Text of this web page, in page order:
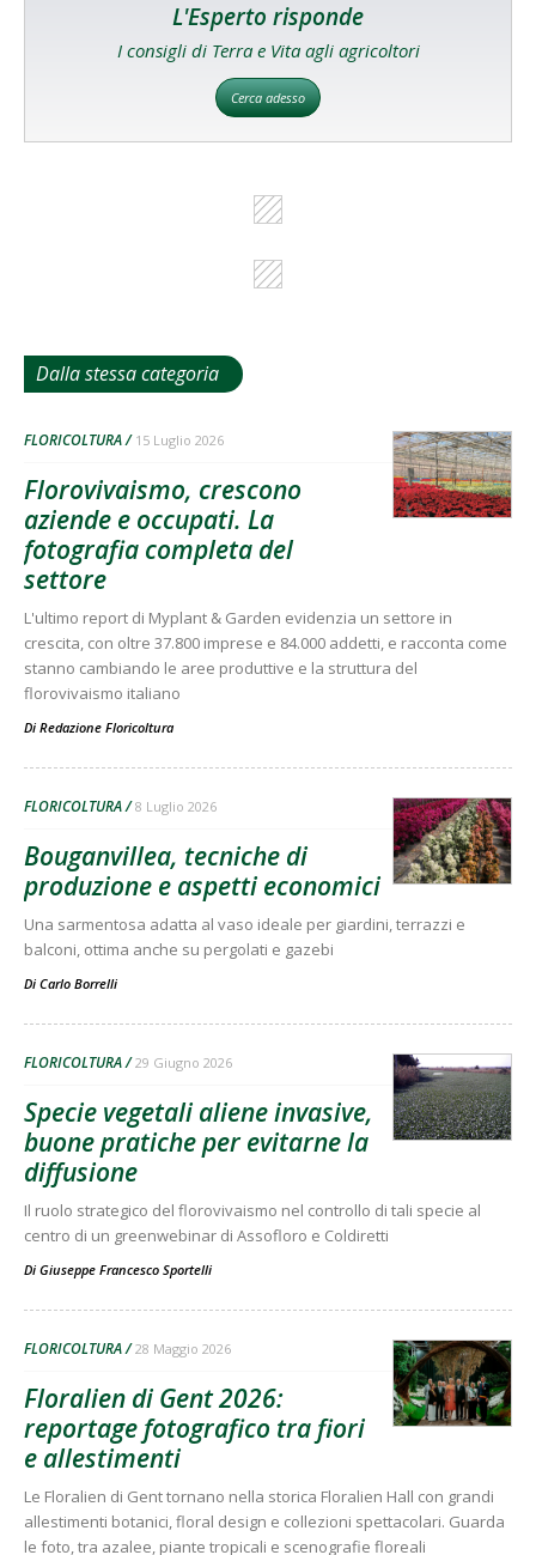
L'Esperto risponde
I consigli di Terra e Vita agli agricoltori
Cerca adesso
Dalla stessa categoria
FLORICOLTURA 15 Luglio 2026
Florovivaismo, crescono
aziende e occupati. La
fotografia completa del
settore
L'ultimo report di Myplant & Garden evidenzia un settore in
crescita, con oltre 37.800 imprese e 84.000 addetti, e racconta come
stanno cambiando le aree produttive e la struttura del
florovivaismo italiano
Di Redazione Floricoltura
FLORICOLTURA 8 Luglio 2026
Bouganvillea, tecniche di
produzione e aspetti economici
Una sarmentosa adatta al vaso ideale per giardini, terrazzi e
balconi, ottima anche su pergolati e gazebi
Di Carlo Borrelli
FLORICOLTURA 29 Giugno 2026
Specie vegetali aliene invasive,
buone pratiche per evitarne la
diffusione
Il ruolo strategico del florovivaismo nel controllo di tali specie al
centro di un greenwebinar di Assofloro e Coldiretti
Di Giuseppe Francesco Sportelli
FLORICOLTURA 28 Maggio 2026
Floralien di Gent 2026:
reportage fotografico tra fiori
e allestimenti
Le Floralien di Gent tornano nella storica Floralien Hall con grandi
allestimenti botanici, floral design e collezioni spettacolari. Guarda
le foto, tra azalee, piante tropicali e scenografie floreali